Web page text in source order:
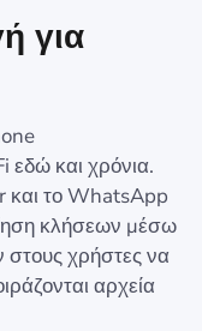
για
εδώ και χρόνια.
και το WhatsApp
κλήσεων μέσω
στους χρήστες να
αρχεία